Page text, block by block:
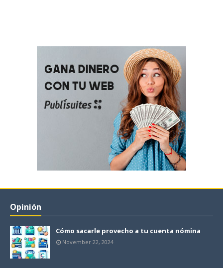
Opinión
Cómo sacarle provecho a tu cuenta nómina
November 22, 2024